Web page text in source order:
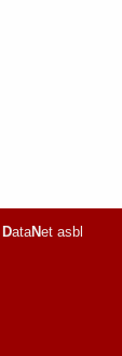
DataNet asbl